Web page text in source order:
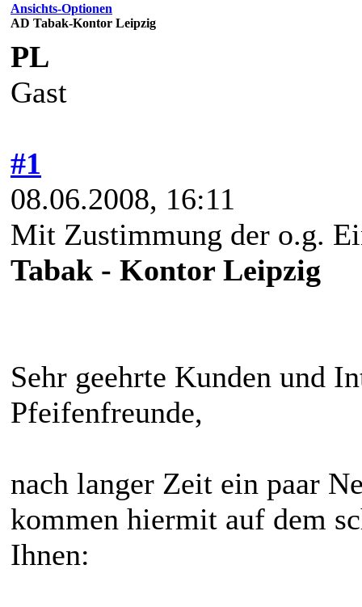
Ansichts-Optionen
AD Tabak-Kontor Leipzig
PL
Gast
#1
08.06.2008, 16:11
Mit Zustimmung der o.g.
Tabak - Kontor Leipzig
Sehr geehrte Kunden und
Pfeifenfreunde,
nach langer Zeit ein paar
kommen hiermit auf dem
Ihnen: